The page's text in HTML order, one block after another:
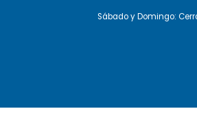
Sábado y Domingo: